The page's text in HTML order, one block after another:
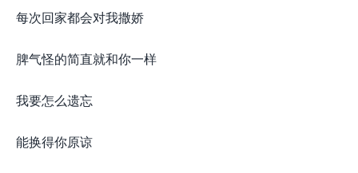
每次回家都会对我撒娇
脾气怪的简直就和你一样
我要怎么遗忘
能换得你原谅